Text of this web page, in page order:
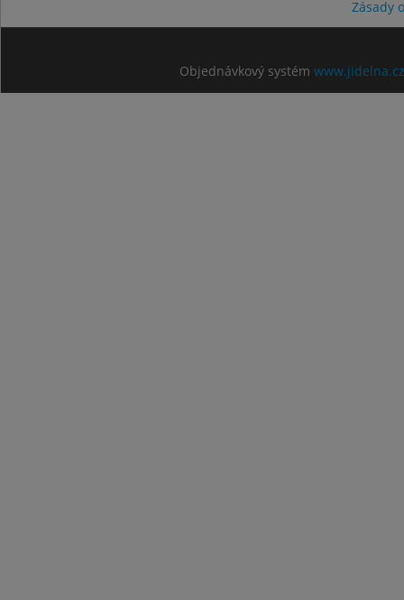
Zásady
Objednávkový systém www.jidelna.cz